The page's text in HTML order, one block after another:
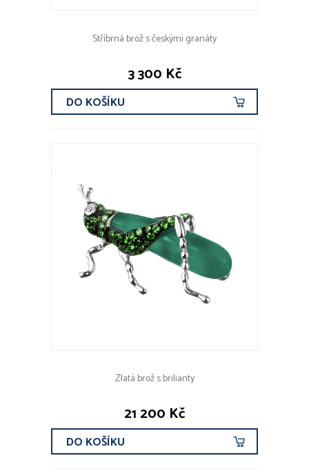
Stříbrná brož s českými granáty
3 300 Kč
DO KOŠÍKU
Zlatá brož s brilianty
21 200 Kč
DO KOŠÍKU